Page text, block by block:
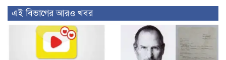
এই বিভাগের আরও খবর